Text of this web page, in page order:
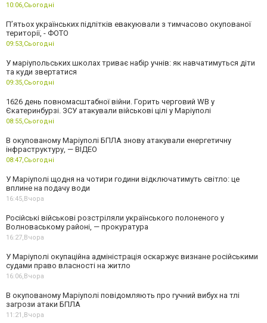
10:06,Сьогодні
П’ятьох українських підлітків евакуювали з тимчасово окупованої
території, - ФОТО
09:53,Сьогодні
У маріупольських школах триває набір учнів: як навчатимуться діти
та куди звертатися
09:35,Сьогодні
1626 день повномасштабної війни. Горить черговий WB у
Єкатеринбурзі. ЗСУ атакували військові цілі у Маріуполі
08:55,Сьогодні
В окупованому Маріуполі БПЛА знову атакували енергетичну
інфраструктуру, — ВІДЕО
08:47,Сьогодні
У Маріуполі щодня на чотири години відключатимуть світло: це
вплине на подачу води
16:45,Вчора
Російські військові розстріляли українського полоненого у
Волноваському районі, — прокуратура
16:27,Вчора
У Маріуполі окупаційна адміністрація оскаржує визнане російськими
судами право власності на житло
16:06,Вчора
В окупованому Маріуполі повідомляють про гучний вибух на тлі
загрози атаки БПЛА
11:21,Вчора